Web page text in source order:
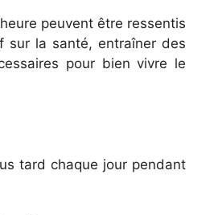
peuvent être ressentis
sur la santé, entraîner des
pour bien vivre le
tard chaque jour pendant